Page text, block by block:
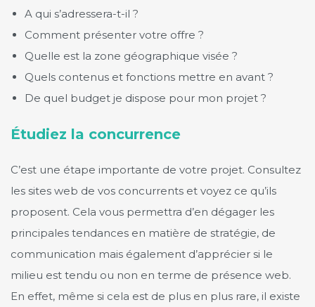
A qui s’adressera-t-il ?
Comment présenter votre offre ?
Quelle est la zone géographique visée ?
Quels contenus et fonctions mettre en avant ?
De quel budget je dispose pour mon projet ?
Étudiez la concurrence
C’est une étape importante de votre projet. Consultez
les sites web de vos concurrents et voyez ce qu’ils
proposent. Cela vous permettra d’en dégager les
principales tendances en matière de stratégie, de
communication mais également d’apprécier si le
milieu est tendu ou non en terme de présence web.
En effet, même si cela est de plus en plus rare, il existe